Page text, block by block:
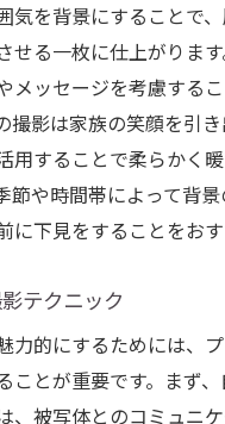
気を背景にすることで
せる一枚に仕上がりま
メッセージを考慮する
撮影は家族の笑顔を引き
用することで柔らかく
節や時間帯によって背
に下見をすることをおす
テクニック
力的にするためには、
ことが重要です。まず
、被写体とのコミュニ